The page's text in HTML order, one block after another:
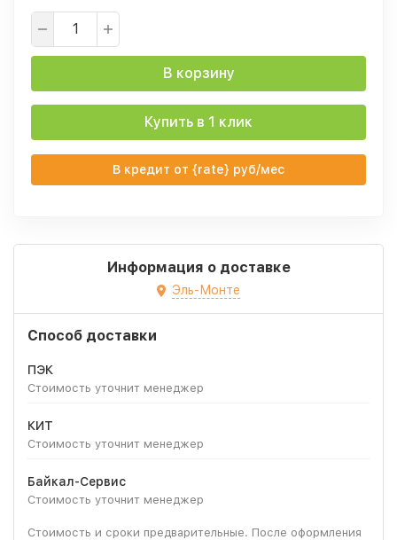
В корзину
Купить в 1 клик
В кредит от {rate} руб/мес
Информация о доставке
Эль-Монте
Способ доставки
ПЭК
Стоимость уточнит менеджер
КИТ
Стоимость уточнит менеджер
Байкал-Сервис
Стоимость уточнит менеджер
Стоимость и сроки предварительные. После оформления